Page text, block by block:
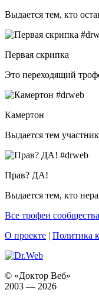
Выдается тем, кто
Первая скрипка
Это переходящий
Камертон
Выдается тем
Прав? ДА!
Выдается тем, кто
Все трофеи
О проекте | Политика
© «Доктор Веб»
2003 — 2026